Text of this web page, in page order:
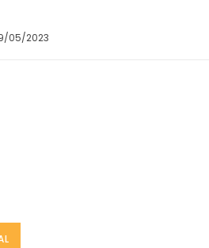
05/2023